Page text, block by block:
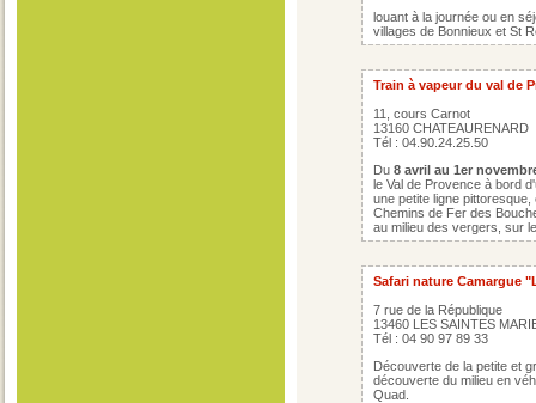
louant à la journée ou en
villages de Bonnieux et St
Train à vapeur du val de
11, cours Carnot
13160 CHATEAURENARD
Tél : 04.90.24.25.50
Du 8 avril au 1er
le Val de Provence à bord
une petite ligne
Chemins de Fer des
au milieu des vergers, sur
Safari nature Camargue
7 rue de la République
13460 LES SAINTES
Tél : 04 90 97 89 33
Découverte de la petite et
découverte du milieu en
Quad.